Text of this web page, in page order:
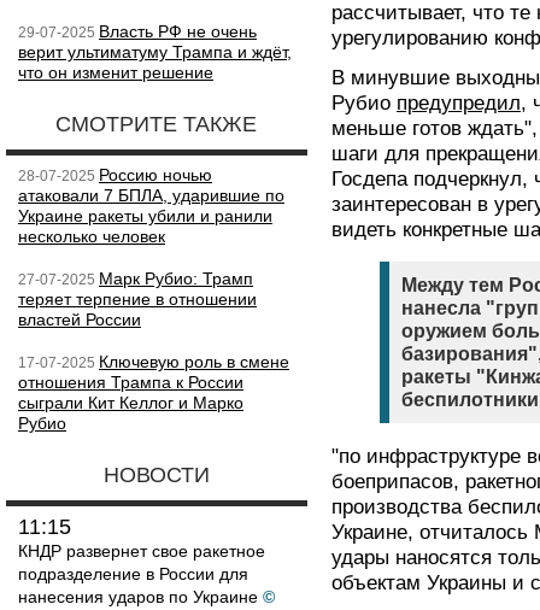
29-07-2025 Власть РФ не очень
верит ультиматуму Трампа и ждёт,
что он изменит решение
СМОТРИТЕ ТАКЖЕ
28-07-2025 Россию ночью
атаковали 7 БПЛА, ударившие по
Украине ракеты убили и ранили
несколько человек
27-07-2025 Марк Рубио: Трамп
теряет терпение в отношении
властей России
17-07-2025 Ключевую роль в смене
отношения Трампа к России
сыграли Кит Келлог и Марко
Рубио
НОВОСТИ
11:15
КНДР развернет свое ракетное
подразделение в России для
нанесения ударов по Украине ©
рассчитывает, что
урегулированию
В минувшие
Рубио предупредил,
меньше готов
шаги для
Госдепа подчеркнул,
заинтересован в
видеть конкретные
Между тем
нанесла
оружием
ракеты
беспилотники
"по инфраструктуре
боеприпасов,
производства
Украине,
удары наносятся
объектам Украины и